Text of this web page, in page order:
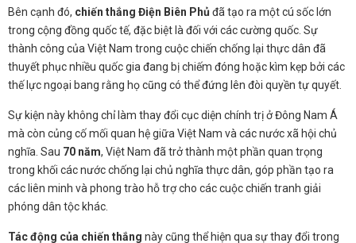
Bên cạnh đó, chiến thắng Điện Biên Phủ đã tạo ra một cú sốc lớn
trong cộng đồng quốc tế, đặc biệt là đối với các cường quốc. Sự
thành công của Việt Nam trong cuộc chiến chống lại thực dân đã
thuyết phục nhiều quốc gia đang bị chiếm đóng hoặc kìm kẹp bởi các
thế lực ngoại bang rằng họ cũng có thể đứng lên đòi quyền tự quyết.
Sự kiện này không chỉ làm thay đổi cục diện chính trị ở Đông Nam Á
mà còn củng cố mối quan hệ giữa Việt Nam và các nước xã hội chủ
nghĩa. Sau 70 năm, Việt Nam đã trở thành một phần quan trọng
trong khối các nước chống lại chủ nghĩa thực dân, góp phần tạo ra
các liên minh và phong trào hỗ trợ cho các cuộc chiến tranh giải
phóng dân tộc khác.
Tác động của chiến thắng này cũng thể hiện qua sự thay đổi trong